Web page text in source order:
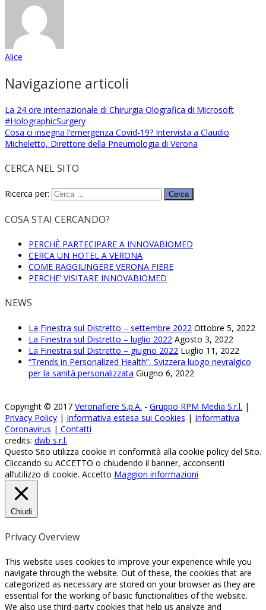
Alice
Navigazione articoli
La 24 ore internazionale di Chirurgia Olografica di Microsoft
#HolographicSurgery
Cosa ci insegna l’emergenza Covid-19? Intervista a Claudio
Micheletto, Direttore della Pneumologia di Verona
CERCA NEL SITO
Ricerca per:
COSA STAI CERCANDO?
PERCHÈ PARTECIPARE A INNOVABIOMED
CERCA UN HOTEL A VERONA
COME RAGGIUNGERE VERONA FIERE
PERCHE’ VISITARE INNOVABIOMED
NEWS
La Finestra sul Distretto – settembre 2022 Ottobre 5, 2022
La Finestra sul Distretto – luglio 2022 Agosto 3, 2022
La Finestra sul Distretto – giugno 2022 Luglio 11, 2022
“Trends in Personalized Health”, Svizzera luogo nevralgico
per la sanità personalizzata Giugno 6, 2022
Copyright © 2017 Veronafiere S.p.A. - Gruppo RPM Media S.r.l. |
Privacy Policy | Informativa estesa sui Cookies | Informativa
Coronavirus | Contatti
credits: dwb s.r.l.
Questo Sito utilizza cookie in conformità alla cookie policy del Sito.
Cliccando su ACCETTO o chiudendo il banner, acconsenti
all’utilizzo di cookie. Accetto Maggiori informazioni
Chiudi
Privacy Overview
This website uses cookies to improve your experience while you
navigate through the website. Out of these, the cookies that are
categorized as necessary are stored on your browser as they are
essential for the working of basic functionalities of the website.
We also use third-party cookies that help us analyze and